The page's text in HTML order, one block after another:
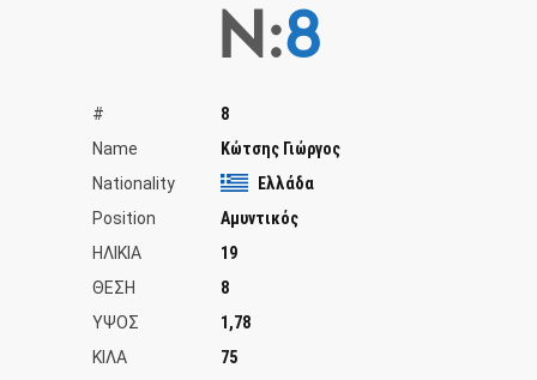
N:8
#
8
Name
Κώτσης Γιώργος
Nationality
Ελλάδα
Position
Αμυντικός
ΗΛΙΚΙΑ
19
ΘΕΣΗ
8
ΥΨΟΣ
1,78
ΚΙΛΑ
75